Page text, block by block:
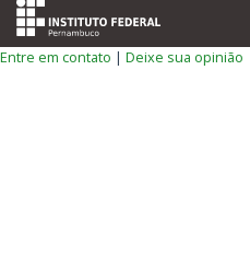
Entre em contato | Deixe sua opinião